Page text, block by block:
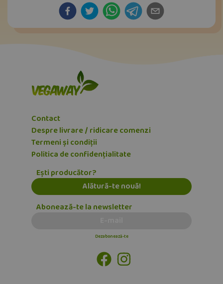
Contact
Despre livrare / ridicare comenzi
Termeni și condiții
Politica de confidențialitate
Ești producător?
Alătură-te nouă!
Abonează-te la newsletter
Dezabonează-te